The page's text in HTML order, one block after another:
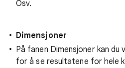
Osv.
Dimensjoner
På fanen Dimensjoner kan du
for å se resultatene for hele